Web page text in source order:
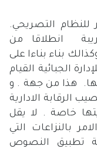
للنظام التصريحي.
انطلاقا من
بناء بناءا على
الجبائية القيام
بها. هذا من جهة . و
الرقابة الادارية
خاصة . لا يقل
بالنزاعات التي
تطبيق النصوص